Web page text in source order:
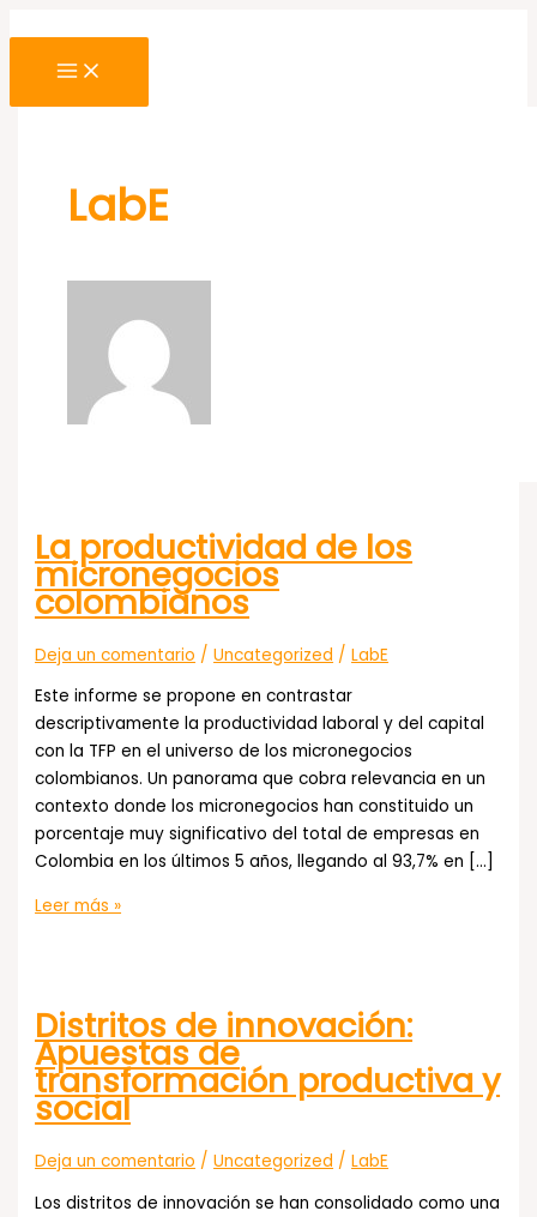
contenido
LabE
La productividad de los
micronegocios
colombianos
Deja un comentario /Uncategorized /LabE
Este informe se propone en contrastar
descriptivamente la productividad laboral y del capital
con la TFP en el universo de los micronegocios
colombianos. Un panorama que cobra relevancia en un
contexto donde los micronegocios han constituido un
porcentaje muy significativo del total de empresas en
Colombia en los últimos 5 años, llegando al 93,7% en […]
La
micronegocios
colombianos
Leer más »
Distritos de innovación:
Apuestas de
transformación productiva y
social
Deja un comentario /Uncategorized /LabE
Los distritos de innovación se han consolidado como una